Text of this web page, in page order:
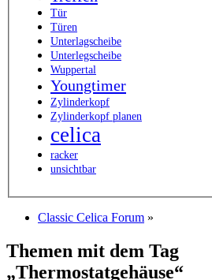
Tür
Türen
Unterlagscheibe
Unterlegscheibe
Wuppertal
Youngtimer
Zylinderkopf
Zylinderkopf planen
celica
racker
unsichtbar
Classic Celica Forum »
Themen mit dem Tag
„Thermostatgehäuse“